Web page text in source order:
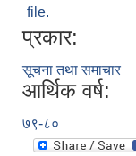
file.
प्रकार:
सूचना तथा समाचार
आर्थिक वर्ष:
७९-८०